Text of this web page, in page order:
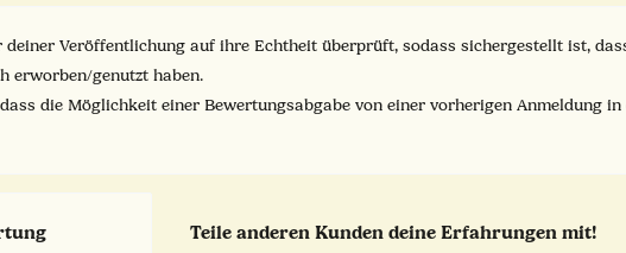
Veröffentlichung auf ihre Echtheit überprüft, sodass sichergestellt ist,
erworben/genutzt haben.
die Möglichkeit einer Bewertungsabgabe von einer vorherigen Anmeldung
Teile anderen Kunden deine Erfahrungen mit!